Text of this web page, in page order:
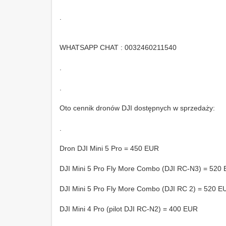
.
WHATSAPP CHAT : 0032460211540
.
.
Oto cennik dronów DJI dostępnych w sprzedaży:
.
Dron DJI Mini 5 Pro = 450 EUR
DJI Mini 5 Pro Fly More Combo (DJI RC-N3) = 520
DJI Mini 5 Pro Fly More Combo (DJI RC 2) = 520
DJI Mini 4 Pro (pilot DJI RC-N2) = 400 EUR